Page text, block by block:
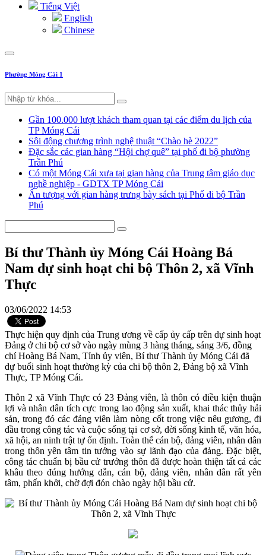
Tiếng Việt
English
Chinese
Phường Móng Cái 1
Gần 100.000 lượt khách tham quan tại các điểm du lịch của
TP Móng Cái
Sôi động chương trình nghệ thuật “Chào hè 2022”
Đặc sắc các gian hàng “Hội chợ quê” tại phố đi bộ phường
Trần Phú
Có một Móng Cái xưa tại gian hàng của Trung tâm giáo dục
nghề nghiệp - GDTX TP Móng Cái
Ấn tượng với gian hàng trưng bày sách tại Phố đi bộ Trần
Phú
Bí thư Thành ủy Móng Cái Hoàng Bá
Nam dự sinh hoạt chi bộ Thôn 2, xã Vĩnh
Thực
03/06/2022 14:53
Thực hiện quy định của Trung ương về cấp ủy cấp trên dự sinh hoạt
Đảng ở chi bộ cơ sở vào ngày mùng 3 hàng tháng, sáng 3/6, đồng
chí Hoàng Bá Nam, Tỉnh ủy viên, Bí thư Thành ủy Móng Cái đã
dự buổi sinh hoạt thường kỳ của chi bộ thôn 2, Đảng bộ xã Vĩnh
Thực, TP Móng Cái.
Thôn 2 xã Vĩnh Thực có 23 Đảng viên, là thôn có điều kiện thuận
lợi và nhân dân tích cực trong lao động sản xuất, khai thác thủy hải
sản, trong đó các đảng viên làm nòng cốt trong việc nêu gương, đi
đầu trong công tác và cuộc sống tại cơ sở, đời sống kinh tế, văn hóa,
xã hội, an ninh trật tự ổn định. Toàn thể cán bộ, đảng viên, nhân dân
trong thôn yên tâm tin tưởng vào sự lãnh đạo của đảng. Đặc biệt,
công tác chuẩn bị bầu cử trưởng thôn đã được hoàn thiện tất cả các
khâu theo đúng hướng dẫn, cán bộ, đảng viên, nhân dân rất yên
tâm, phấn khởi, chờ đợi đón chào ngày hội bầu cử.